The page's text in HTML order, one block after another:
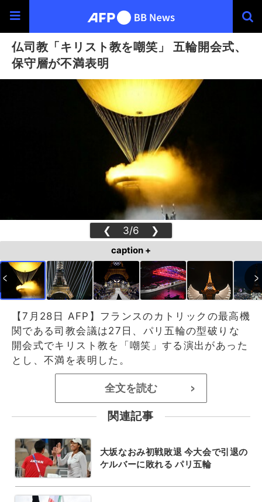
仏司教「キリスト教を嘲笑」 五輪開会式、
保守層が不満表明
❮ 3/6 ❯
caption +
【7月28日 AFP】フランスのカトリックの最高機
関である司教会議は27日、パリ五輪の型破りな
開会式でキリスト教を「嘲笑」する演出があった
とし、不満を表明した。
全文を読む >
関連記事
大坂なおみ初戦敗退 今大会で引退の
ケルバーに敗れる パリ五輪